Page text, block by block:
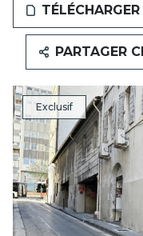
PARTAGER
Exclusif